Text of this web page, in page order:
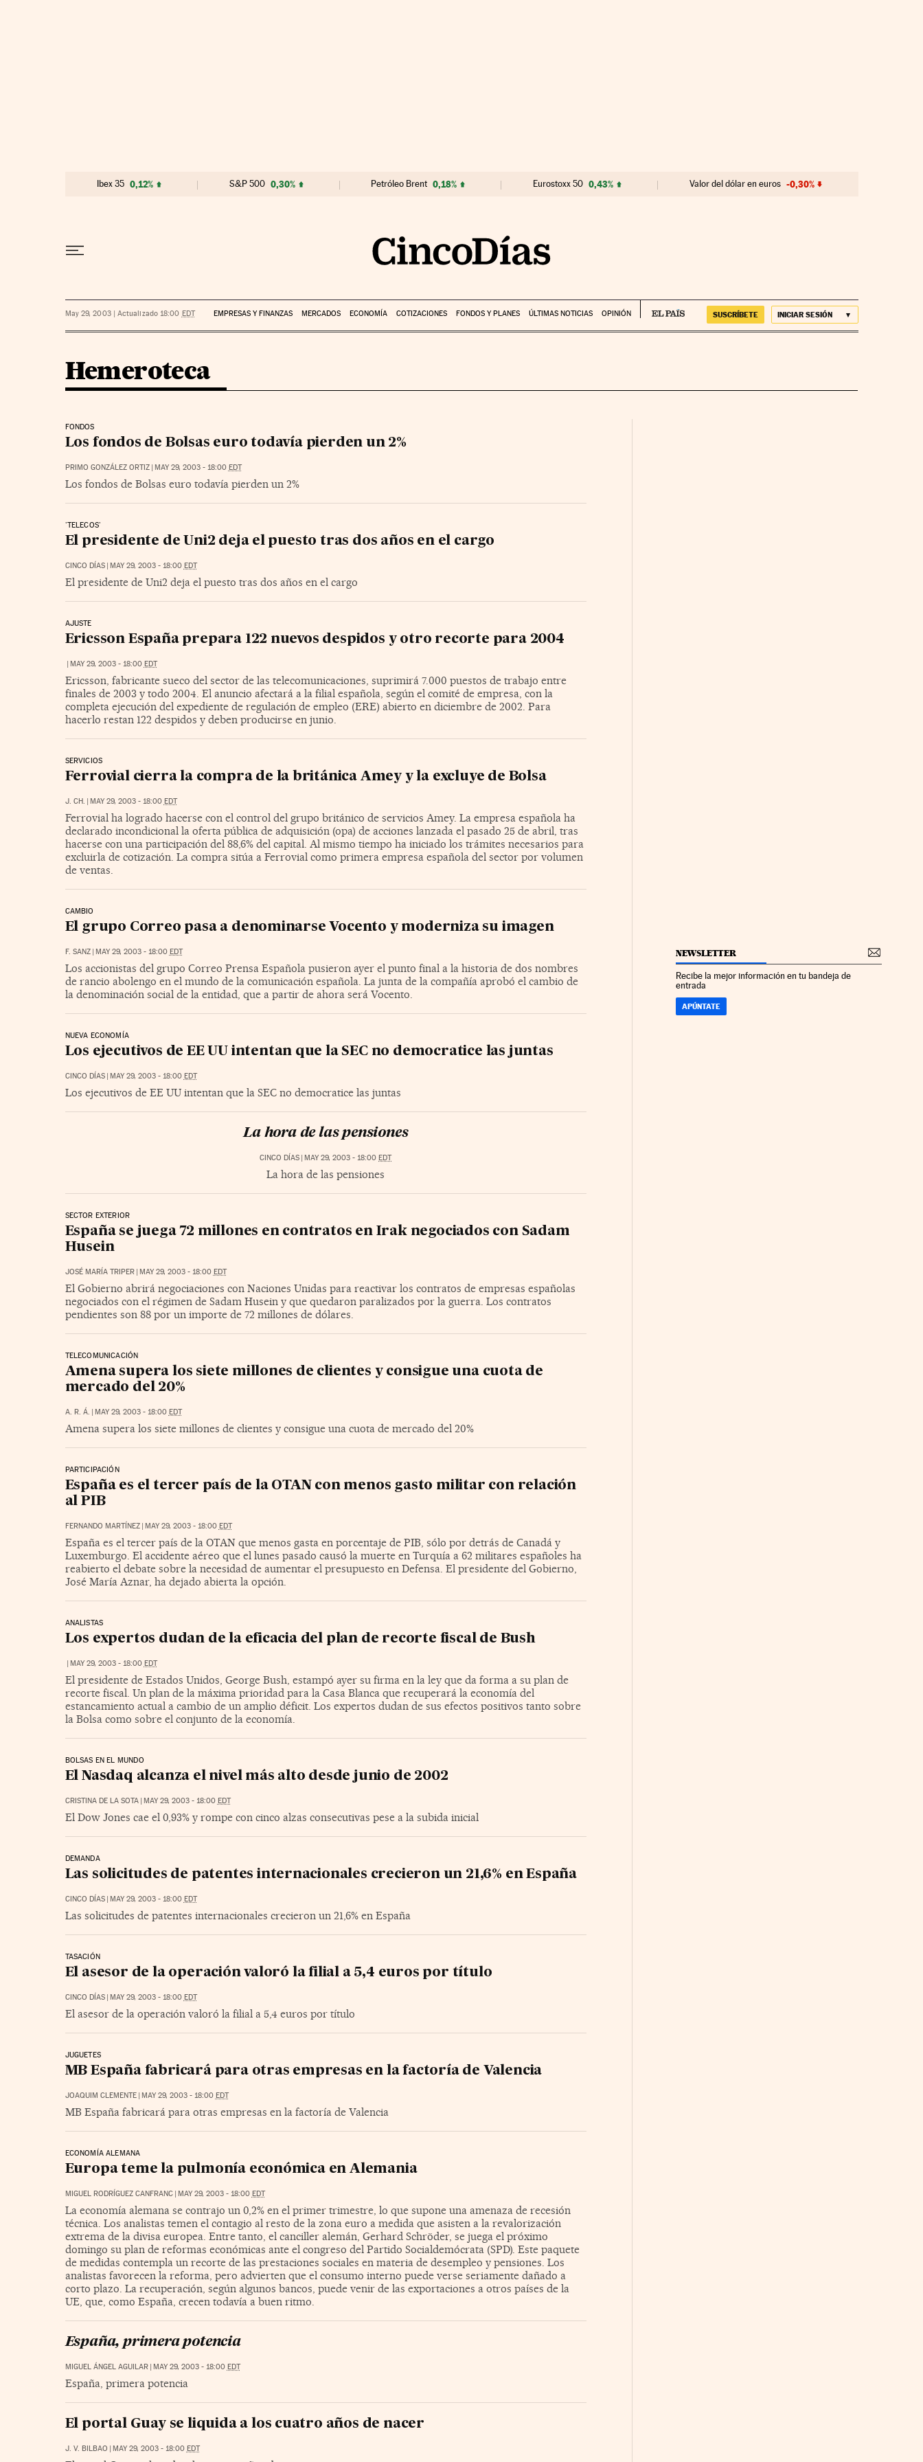
Ibex 35 0,12% S&P 500 0,30% Petróleo Brent 0,18% Eurostoxx 50 0,43% Valor del dólar en euros -0,30%
May 29, 2003 | Actualizado 18:00 EDT EMPRESAS Y FINANZAS MERCADOS ECONOMÍA COTIZACIONES FONDOS Y PLANES ÚLTIMAS NOTICIAS OPINIÓN SUSCRÍBETE INICIAR SESIÓN
Hemeroteca
FONDOS
Los fondos de Bolsas euro todavía pierden un 2%
PRIMO GONZÁLEZ ORTIZ | MAY 29, 2003 - 18:00 EDT
Los fondos de Bolsas euro todavía pierden un 2%
'TELECOS'
El presidente de Uni2 deja el puesto tras dos años en el cargo
CINCO DÍAS | MAY 29, 2003 - 18:00 EDT
El presidente de Uni2 deja el puesto tras dos años en el cargo
AJUSTE
Ericsson España prepara 122 nuevos despidos y otro recorte para 2004
| MAY 29, 2003 - 18:00 EDT
Ericsson, fabricante sueco del sector de las telecomunicaciones, suprimirá 7.000 puestos de trabajo entre
finales de 2003 y todo 2004. El anuncio afectará a la filial española, según el comité de empresa, con la
completa ejecución del expediente de regulación de empleo (ERE) abierto en diciembre de 2002. Para
hacerlo restan 122 despidos y deben producirse en junio.
SERVICIOS
Ferrovial cierra la compra de la británica Amey y la excluye de Bolsa
J. CH. | MAY 29, 2003 - 18:00 EDT
Ferrovial ha logrado hacerse con el control del grupo británico de servicios Amey. La empresa española ha
declarado incondicional la oferta pública de adquisición (opa) de acciones lanzada el pasado 25 de abril, tras
hacerse con una participación del 88,6% del capital. Al mismo tiempo ha iniciado los trámites necesarios para
excluirla de cotización. La compra sitúa a Ferrovial como primera empresa española del sector por volumen
de ventas.
CAMBIO
El grupo Correo pasa a denominarse Vocento y moderniza su imagen
F. SANZ | MAY 29, 2003 - 18:00 EDT
Los accionistas del grupo Correo Prensa Española pusieron ayer el punto final a la historia de dos nombres
de rancio abolengo en el mundo de la comunicación española. La junta de la compañía aprobó el cambio de
la denominación social de la entidad, que a partir de ahora será Vocento.
NUEVA ECONOMÍA
Los ejecutivos de EE UU intentan que la SEC no democratice las juntas
CINCO DÍAS | MAY 29, 2003 - 18:00 EDT
Los ejecutivos de EE UU intentan que la SEC no democratice las juntas
La hora de las pensiones
CINCO DÍAS | MAY 29, 2003 - 18:00EDT
La hora de las pensiones
SECTOR EXTERIOR
España se juega 72 millones en contratos en Irak negociados con Sadam
Husein
JOSÉ MARÍA TRIPER | MAY 29, 2003 - 18:00 EDT
El Gobierno abrirá negociaciones con Naciones Unidas para reactivar los contratos de empresas españolas
negociados con el régimen de Sadam Husein y que quedaron paralizados por la guerra. Los contratos
pendientes son 88 por un importe de 72 millones de dólares.
TELECOMUNICACIÓN
Amena supera los siete millones de clientes y consigue una cuota de
mercado del 20%
A. R. Á. | MAY 29, 2003 - 18:00 EDT
Amena supera los siete millones de clientes y consigue una cuota de mercado del 20%
PARTICIPACIÓN
España es el tercer país de la OTAN con menos gasto militar con relación
al PIB
FERNANDO MARTÍNEZ | MAY 29, 2003 - 18:00 EDT
España es el tercer país de la OTAN que menos gasta en porcentaje de PIB, sólo por detrás de Canadá y
Luxemburgo. El accidente aéreo que el lunes pasado causó la muerte en Turquía a 62 militares españoles ha
reabierto el debate sobre la necesidad de aumentar el presupuesto en Defensa. El presidente del Gobierno,
José María Aznar, ha dejado abierta la opción.
ANALISTAS
Los expertos dudan de la eficacia del plan de recorte fiscal de Bush
| MAY 29, 2003 - 18:00 EDT
El presidente de Estados Unidos, George Bush, estampó ayer su firma en la ley que da forma a su plan de
recorte fiscal. Un plan de la máxima prioridad para la Casa Blanca que recuperará la economía del
estancamiento actual a cambio de un amplio déficit. Los expertos dudan de sus efectos positivos tanto sobre
la Bolsa como sobre el conjunto de la economía.
BOLSAS EN EL MUNDO
El Nasdaq alcanza el nivel más alto desde junio de 2002
CRISTINA DE LA SOTA | MAY 29, 2003 - 18:00 EDT
El Dow Jones cae el 0,93% y rompe con cinco alzas consecutivas pese a la subida inicial
DEMANDA
Las solicitudes de patentes internacionales crecieron un 21,6% en España
CINCO DÍAS | MAY 29, 2003 - 18:00 EDT
Las solicitudes de patentes internacionales crecieron un 21,6% en España
TASACIÓN
El asesor de la operación valoró la filial a 5,4 euros por título
CINCO DÍAS | MAY 29, 2003 - 18:00 EDT
El asesor de la operación valoró la filial a 5,4 euros por título
JUGUETES
MB España fabricará para otras empresas en la factoría de Valencia
JOAQUIM CLEMENTE | MAY 29, 2003 - 18:00 EDT
MB España fabricará para otras empresas en la factoría de Valencia
ECONOMÍA ALEMANA
Europa teme la pulmonía económica en Alemania
MIGUEL RODRÍGUEZ CANFRANC | MAY 29, 2003 - 18:00 EDT
La economía alemana se contrajo un 0,2% en el primer trimestre, lo que supone una amenaza de recesión
técnica. Los analistas temen el contagio al resto de la zona euro a medida que asisten a la revalorización
extrema de la divisa europea. Entre tanto, el canciller alemán, Gerhard Schröder, se juega el próximo
domingo su plan de reformas económicas ante el congreso del Partido Socialdemócrata (SPD). Este paquete
de medidas contempla un recorte de las prestaciones sociales en materia de desempleo y pensiones. Los
analistas favorecen la reforma, pero advierten que el consumo interno puede verse seriamente dañado a
corto plazo. La recuperación, según algunos bancos, puede venir de las exportaciones a otros países de la
UE, que, como España, crecen todavía a buen ritmo.
España, primera potencia
MIGUEL ÁNGEL AGUILAR | MAY 29, 2003 - 18:00 EDT
España, primera potencia
El portal Guay se liquida a los cuatro años de nacer
J. V. BILBAO | MAY 29, 2003 - 18:00 EDT
NEWSLETTER
Recibe la mejor información en tu bandeja de
entrada
APÚNTATE